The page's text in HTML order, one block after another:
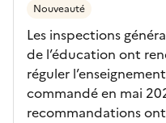
Nouveauté
Les inspections
de l’éducation ont
réguler
commandé en mai
recommandations